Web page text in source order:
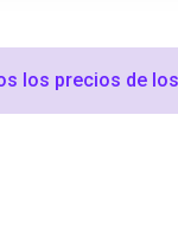
los precios de